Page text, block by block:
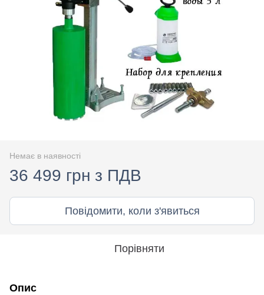
Немає в наявності
36 499 грн з ПДВ
Повідомити, коли з'явиться
Порівняти
Опис